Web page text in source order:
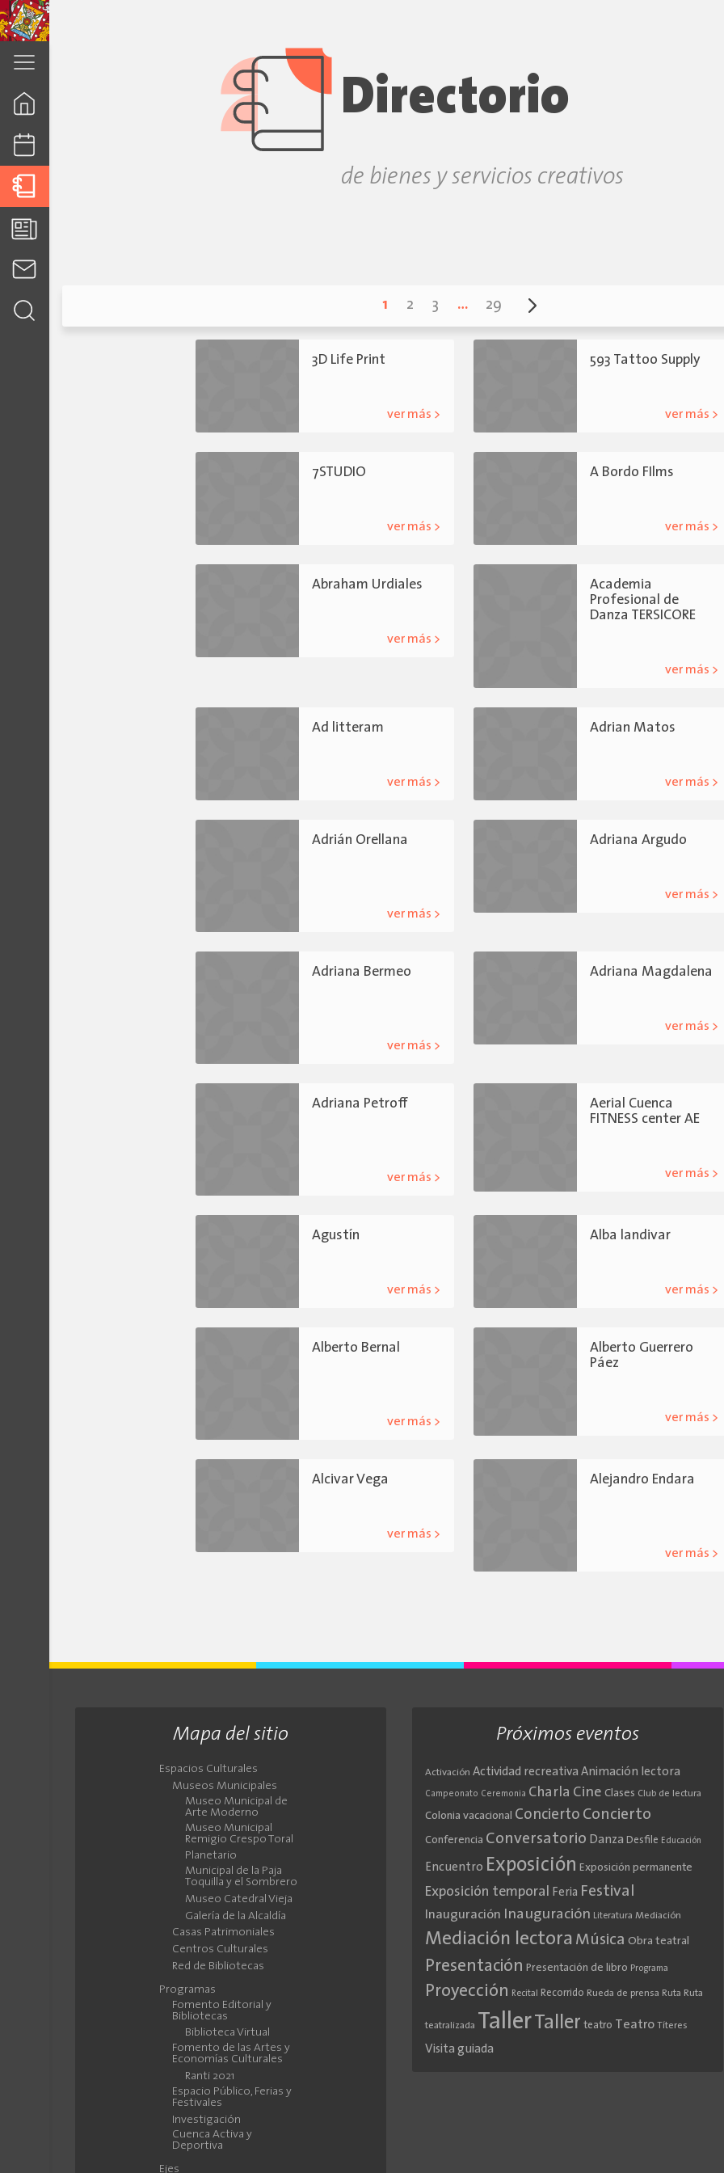
Directorio
de bienes y servicios creativos
1 2 3 … 29
3D Life Print
ver más >
593 Tattoo Supply
ver más >
7STUDIO
ver más >
A Bordo FIlms
ver más >
Abraham Urdiales
ver más >
Academia
Profesional de
Danza TERSICORE
ver más >
Ad litteram
ver más >
Adrian Matos
ver más >
Adrián Orellana
ver más >
Adriana Argudo
ver más >
Adriana Bermeo
ver más >
Adriana Magdalena
ver más >
Adriana Petroff
ver más >
Aerial Cuenca
FITNESS center AE
ver más >
Agustín
ver más >
Alba landivar
ver más >
Alberto Bernal
ver más >
Alberto Guerrero
Páez
ver más >
Alcivar Vega
ver más >
Alejandro Endara
ver más >
Mapa del sitio
Espacios Culturales
Museos Municipales
Museo Municipal de
Arte Moderno
Museo Municipal
Remigio Crespo Toral
Planetario
Municipal de la Paja
Toquilla y el Sombrero
Museo Catedral Vieja
Galería de la Alcaldía
Casas Patrimoniales
Centros Culturales
Red de Bibliotecas
Programas
Fomento Editorial y
Bibliotecas
Biblioteca Virtual
Fomento de las Artes y
Economías Culturales
Ranti 2021
Espacio Público, Ferias y
Festivales
Investigación
Cuenca Activa y
Deportiva
Ejes
Próximos eventos
Activación Actividad recreativa Animación lectora
Campeonato Ceremonia Charla Cine Clases Club de lectura
Colonia vacacional Concierto Concierto
Conferencia Conversatorio Danza Desfile Educación
Encuentro Exposición Exposición permanente
Exposición temporal Feria Festival
Inauguración Inauguración Literatura Mediación
Mediación lectora Música Obra teatral
Presentación Presentación de libro Programa
Proyección Recital Recorrido Rueda de prensa Ruta Ruta
teatralizada TallerTaller teatro Teatro Títeres
Visita guiada